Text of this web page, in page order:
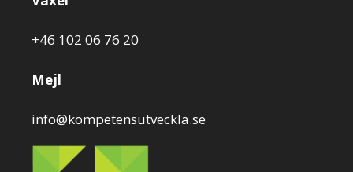
+46 102 06 76 20
Mejl
info@kompetensutveckla.se